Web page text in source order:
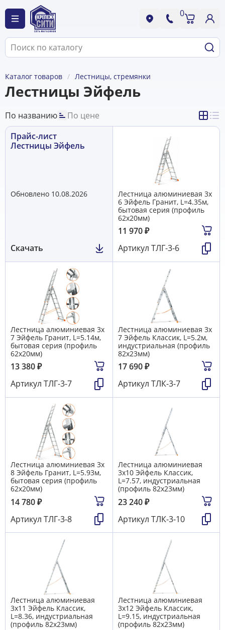
0
Каталог товаров Лестницы, стремянки
Лестницы Эйфель
По названию
По цене
Прайс-лист
Лестницы Эйфель
Обновлено 10.08.2026
Скачать
Лестница алюминиевая 3х
6 Эйфель Гранит, L=4.35м,
бытовая серия (профиль
62х20мм)
11 970₽
Артикул ТЛГ-3-6
Лестница алюминиевая 3х
7 Эйфель Гранит, L=5.14м,
бытовая серия (профиль
62х20мм)
13 380₽
Артикул ТЛГ-3-7
Лестница алюминиевая 3х
7 Эйфель Классик, L=5.2м,
индустриальная (профиль
82х23мм)
17 690₽
Артикул ТЛК-3-7
Лестница алюминиевая 3х
8 Эйфель Гранит, L=5.93м,
бытовая серия (профиль
62х20мм)
14 780₽
Артикул ТЛГ-3-8
Лестница алюминиевая
3х10 Эйфель Классик,
L=7.57, индустриальная
(профиль 82х23мм)
23 240₽
Артикул ТЛК-3-10
Лестница алюминиевая
3х11 Эйфель Классик,
L=8.36, индустриальная
(профиль 82х23мм)
Лестница алюминиевая
3х12 Эйфель Классик,
L=9.15, индустриальная
(профиль 82х23мм)